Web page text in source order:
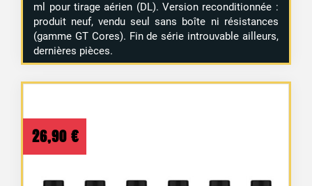
ml pour tirage aérien (DL). Version reconditionnée :
produit neuf, vendu seul sans boîte ni résistances
(gamme GT Cores). Fin de série introuvable ailleurs,
dernières pièces.
26,90 €